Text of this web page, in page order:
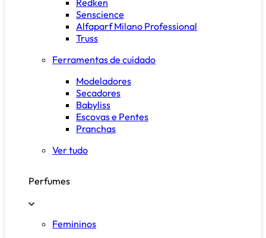
Senscience
Alfaparf Milano Professional
Truss
Ferramentas de cuidado
Modeladores
Secadores
Babyliss
Escovas e Pentes
Pranchas
Ver tudo
Perfumes
Femininos